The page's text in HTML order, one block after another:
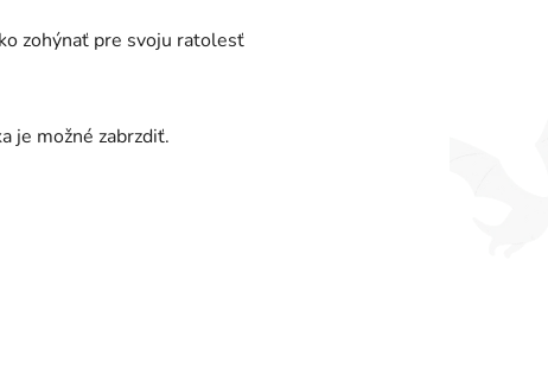
zohýnať pre svoju ratolesť
je možné zabrzdiť.